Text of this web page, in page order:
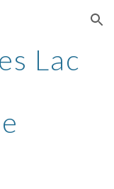
Skip to navigation
Lac